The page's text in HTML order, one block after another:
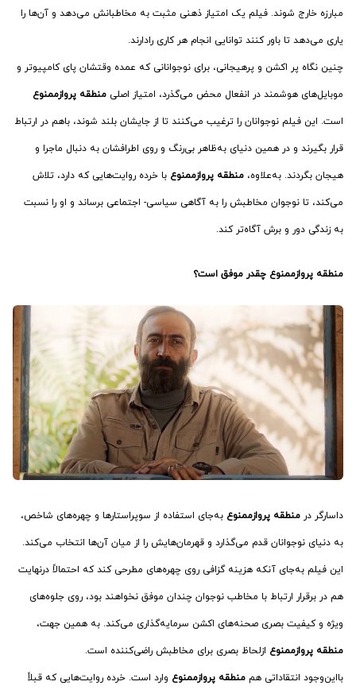
مبارزه خارج شوند. فیلم یک امتیاز ذهنی مثبت به مخاطبانش می‌دهد و آن‌ها را
یاری می‌دهد تا باور کنند توانایی انجام هر کاری رادارند.
چنین نگاه پر اکشن و پرهیجانی، برای نوجوانانی که عمده وقتشان پای کامپیوتر و
موبایل‌های هوشمند در انفعال محض می‌گذرد، امتیاز اصلی منطقه پروازممنوع
است. این فیلم نوجوانان را ترغیب می‌کنند تا از جایشان بلند شوند، باهم در ارتباط
قرار بگیرند و در همین دنیای به‌ظاهر بی‌رنگ و روی اطرافشان به دنبال ماجرا و
هیجان بگردند. به‌علاوه، منطقه پروازممنوع با خرده روایت‌هایی که دارد، تلاش
می‌کند، تا نوجوان مخاطبش را به آگاهی سیاسی- اجتماعی برساند و او را نسبت
به زندگی دور و برش آگاه‌تر کند.
منطقه پروازممنوع چقدر موفق است؟
داسارگر در منطقه پروازممنوع به‌جای استفاده از سوپراستارها و چهره‌های شاخص،
به دنیای نوجوانان قدم می‌گذارد و قهرمان‌هایش را از میان آن‌ها انتخاب می‌کند.
این فیلم به‌جای آنکه هزینه گزافی روی چهره‌های مطرحی کند که احتمالاً درنهایت
هم در برقرار ارتباط با مخاطب نوجوان چندان موفق نخواهند بود، روی جلوه‌های
ویژه و کیفیت بصری صحنه‌های اکشن سرمایه‌گذاری می‌کند. به همین جهت،
منطقه پروازممنوع ازلحاظ بصری برای مخاطبش راضی‌کننده است.
بااین‌وجود انتقاداتی هم منطقه پروازممنوع وارد است. خرده روایت‌هایی که قبلاً